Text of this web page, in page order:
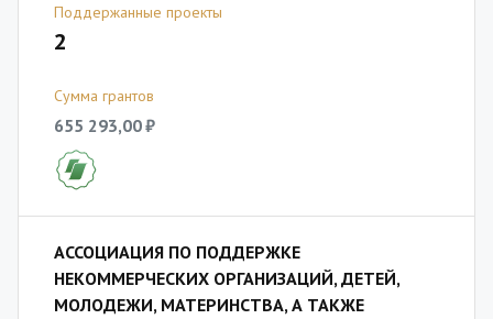
Поддержанные проекты
2
Сумма грантов
655 293,00 ₽
АССОЦИАЦИЯ ПО ПОДДЕРЖКЕ
НЕКОММЕРЧЕСКИХ ОРГАНИЗАЦИЙ, ДЕТЕЙ,
МОЛОДЕЖИ, МАТЕРИНСТВА, А ТАКЖЕ